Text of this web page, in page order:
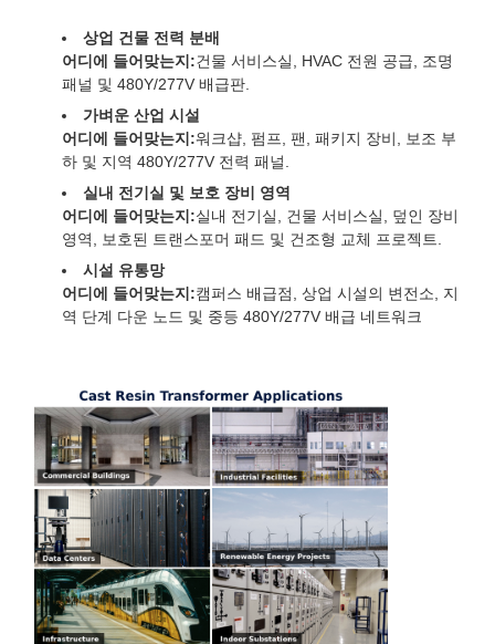
상업 건물 전력 분배
어디에 들어맞는지:건물 서비스실, HVAC 전원 공급, 조명
패널 및 480Y/277V 배급판.
가벼운 산업 시설
어디에 들어맞는지:워크샵, 펌프, 팬, 패키지 장비, 보조 부
하 및 지역 480Y/277V 전력 패널.
실내 전기실 및 보호 장비 영역
어디에 들어맞는지:실내 전기실, 건물 서비스실, 덮인 장비
영역, 보호된 트랜스포머 패드 및 건조형 교체 프로젝트.
시설 유통망
어디에 들어맞는지:캠퍼스 배급점, 상업 시설의 변전소, 지
역 단계 다운 노드 및 중등 480Y/277V 배급 네트워크